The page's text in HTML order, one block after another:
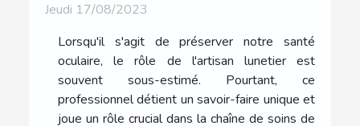
Jeudi 17/08/2023
Lorsqu'il s'agit de préserver notre santé
oculaire, le rôle de l'artisan lunetier est
souvent sous-estimé. Pourtant, ce
professionnel détient un savoir-faire unique et
joue un rôle crucial dans la chaîne de soins de